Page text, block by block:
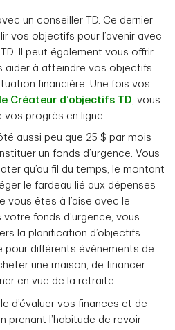
un conseiller TD. Ce dernier
vos objectifs pour l’avenir avec
Il peut également vous offrir
aider à atteindre vos objectifs
financière. Une fois vos
le Créateur d’objectifs TD, vous
vos progrès en ligne.
aussi peu que 25 $ par mois
un fonds d’urgence. Vous
qu’au fil du temps, le montant
le fardeau lié aux dépenses
vous êtes à l’aise avec le
fonds d’urgence, vous
la planification d’objectifs
pour différents événements de
une maison, de financer
en vue de la retraite.
d’évaluer vos finances et de
prenant l’habitude de revoir